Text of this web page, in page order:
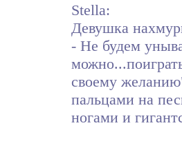
Stella:
Девушка
- Не будем
своему
пальцами на
ногами и